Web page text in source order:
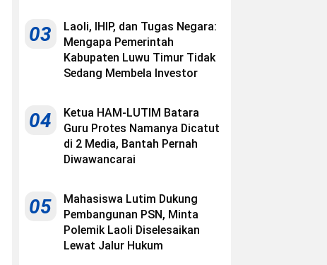
03
Laoli, IHIP, dan Tugas Negara:
Mengapa Pemerintah
Kabupaten Luwu Timur Tidak
Sedang Membela Investor
04
Ketua HAM-LUTIM Batara
Guru Protes Namanya Dicatut
di 2 Media, Bantah Pernah
Diwawancarai
05
Mahasiswa Lutim Dukung
Pembangunan PSN, Minta
Polemik Laoli Diselesaikan
Lewat Jalur Hukum